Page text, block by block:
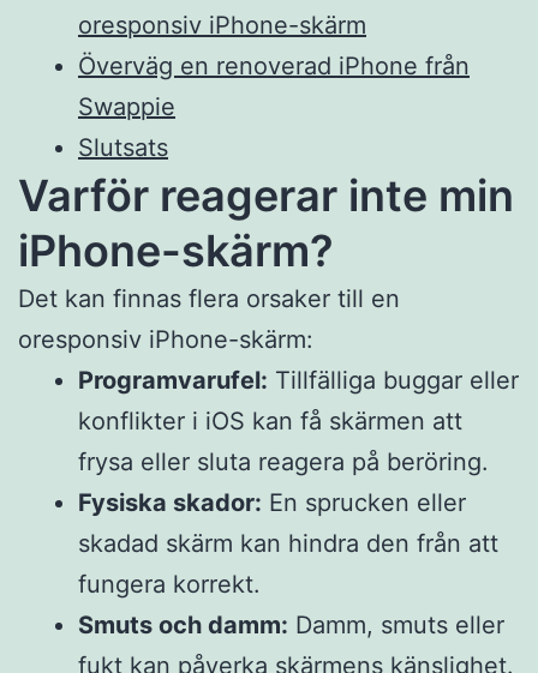
oresponsiv iPhone-skärm
Överväg en renoverad iPhone från
Swappie
Slutsats
Varför reagerar inte min
iPhone-skärm?
Det kan finnas flera orsaker till en
oresponsiv iPhone-skärm:
Programvarufel: Tillfälliga buggar eller
konflikter i iOS kan få skärmen att
frysa eller sluta reagera på beröring.
Fysiska skador: En sprucken eller
skadad skärm kan hindra den från att
fungera korrekt.
Smuts och damm: Damm, smuts eller
fukt kan påverka skärmens känslighet.